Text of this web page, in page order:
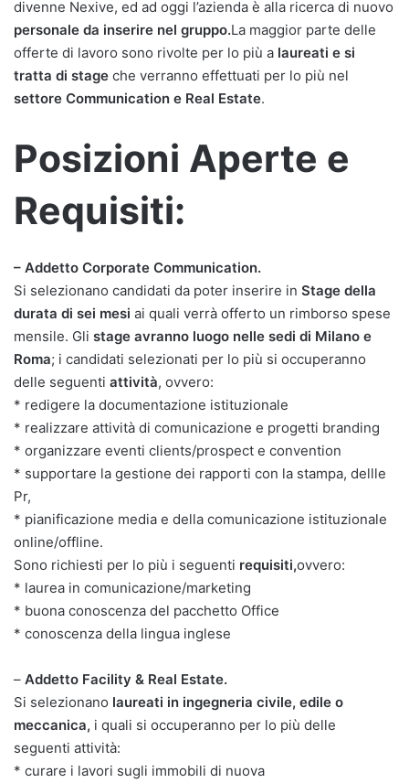
divenne Nexive, ed ad oggi l’azienda è alla ricerca di nuovo
personale da inserire nel gruppo.La maggior parte delle
offerte di lavoro sono rivolte per lo più a laureati e si
tratta di stage che verranno effettuati per lo più nel
settore Communication e Real Estate.
Posizioni Aperte e
Requisiti:
– Addetto Corporate Communication.
Si selezionano candidati da poter inserire in Stage della
durata di sei mesi ai quali verrà offerto un rimborso spese
mensile. Gli stage avranno luogo nelle sedi di Milano e
Roma; i candidati selezionati per lo più si occuperanno
delle seguenti attività, ovvero:
* redigere la documentazione istituzionale
* realizzare attività di comunicazione e progetti branding
* organizzare eventi clients/prospect e convention
* supportare la gestione dei rapporti con la stampa, dellle
Pr,
* pianificazione media e della comunicazione istituzionale
online/offline.
Sono richiesti per lo più i seguenti requisiti,ovvero:
* laurea in comunicazione/marketing
* buona conoscenza del pacchetto Office
* conoscenza della lingua inglese
– Addetto Facility & Real Estate.
Si selezionano laureati in ingegneria civile, edile o
meccanica, i quali si occuperanno per lo più delle
seguenti attività:
* curare i lavori sugli immobili di nuova